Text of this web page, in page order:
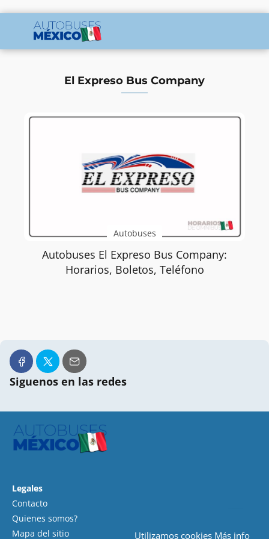
El Expreso Bus Company
Autobuses
Autobuses El Expreso Bus Company:
Horarios, Boletos, Teléfono
Siguenos en las redes
Legales
Contacto
Quienes somos?
Mapa del sitio
Utilizamos cookies Más info